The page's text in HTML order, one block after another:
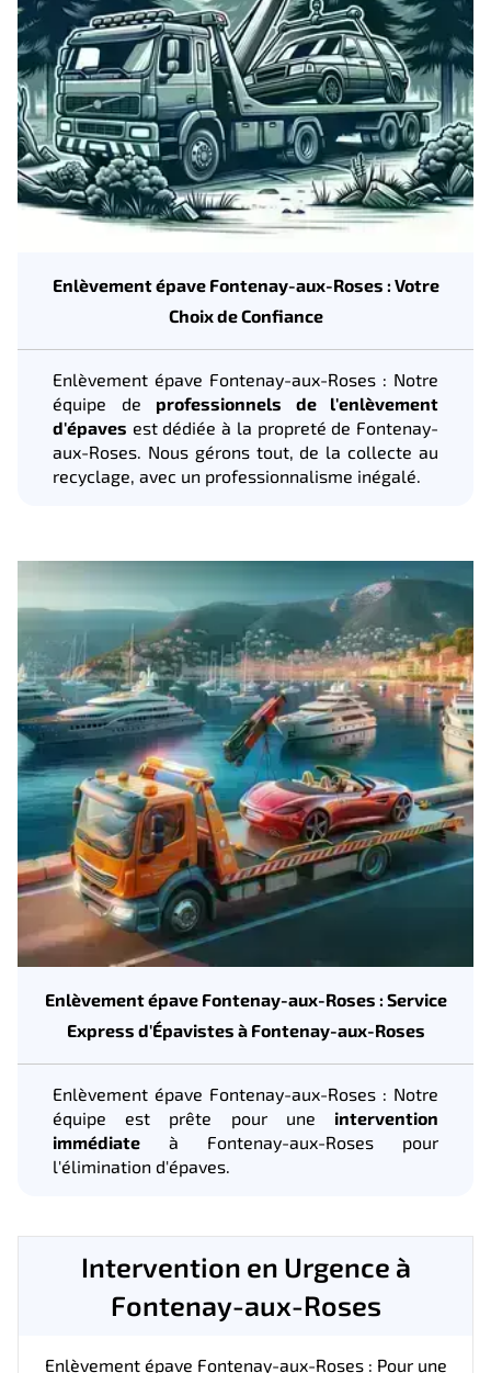
Enlèvement épave Fontenay-aux-Roses : Votre
Choix de Confiance
Enlèvement épave Fontenay-aux-Roses : Notre
équipe de professionnels de l'enlèvement
d'épaves est dédiée à la propreté de Fontenay-
aux-Roses. Nous gérons tout, de la collecte au
recyclage, avec un professionnalisme inégalé.
Enlèvement épave Fontenay-aux-Roses : Service
Express d'Épavistes à Fontenay-aux-Roses
Enlèvement épave Fontenay-aux-Roses : Notre
équipe est prête pour une intervention
immédiate à Fontenay-aux-Roses pour
l'élimination d'épaves.
Intervention en Urgence à
Fontenay-aux-Roses
Enlèvement épave Fontenay-aux-Roses : Pour une